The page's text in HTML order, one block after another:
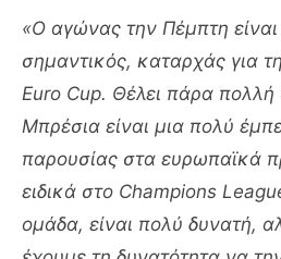
«Ο αγώνας την Πέμπτη
σημαντικός, καταρχάς για
Euro Cup. Θέλει πάρα
Μπρέσια είναι μια πολύ
παρουσίας στα ευρωπαϊκά
ειδικά στο Champions
ομάδα, είναι πολύ δυνατή,